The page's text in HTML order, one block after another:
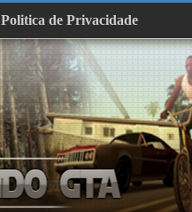
Politica de Privacidade